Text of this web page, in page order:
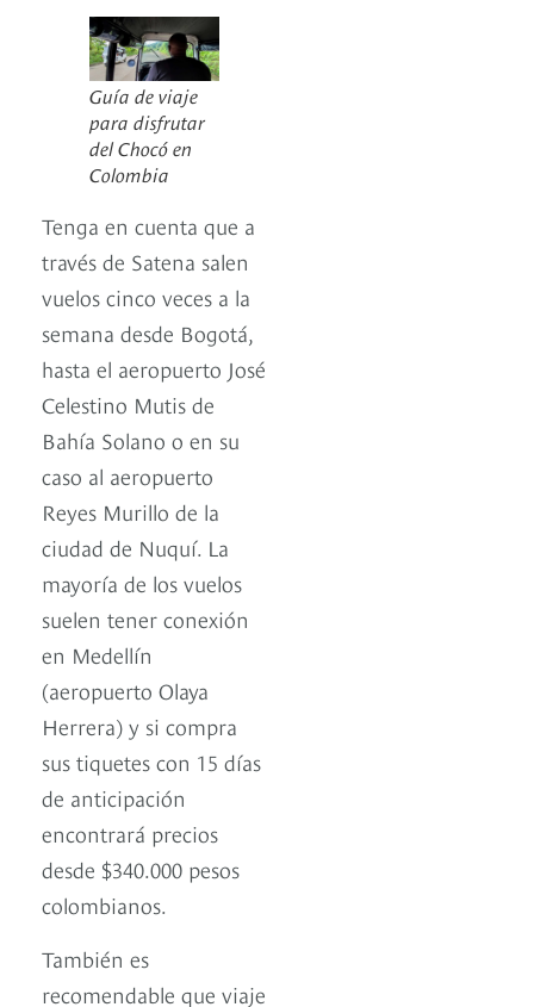
Guía de viaje
para disfrutar
del Chocó en
Colombia
Tenga en cuenta que a
través de Satena salen
vuelos cinco veces a la
semana desde Bogotá,
hasta el aeropuerto José
Celestino Mutis de
Bahía Solano o en su
caso al aeropuerto
Reyes Murillo de la
ciudad de Nuquí. La
mayoría de los vuelos
suelen tener conexión
en Medellín
(aeropuerto Olaya
Herrera) y si compra
sus tiquetes con 15 días
de anticipación
encontrará precios
desde $340.000 pesos
colombianos.
También es
recomendable que viaje